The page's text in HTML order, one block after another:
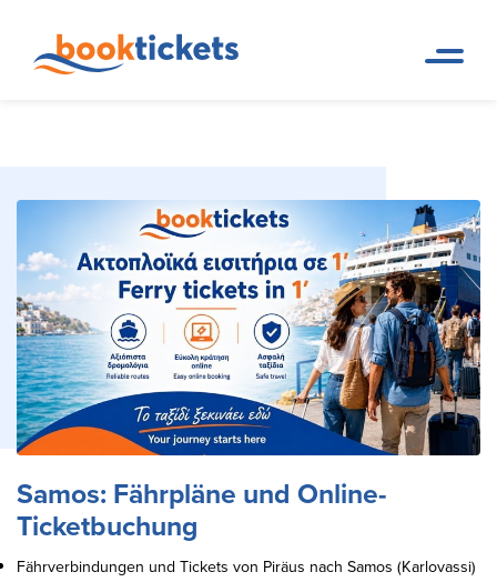
Destinations
Ticketbuchung
Samos: Fährpläne und Online-
Ticketbuchung
Fährverbindungen und Tickets von Piräus nach Samos (Karlovassi)